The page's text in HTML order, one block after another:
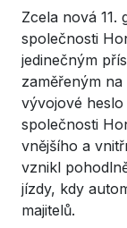
Zcela nová 11.
společnosti
jedinečným
zaměřeným
vývojové heslo
společnosti
vnějšího a
vznikl
jízdy, kdy
majitelů.